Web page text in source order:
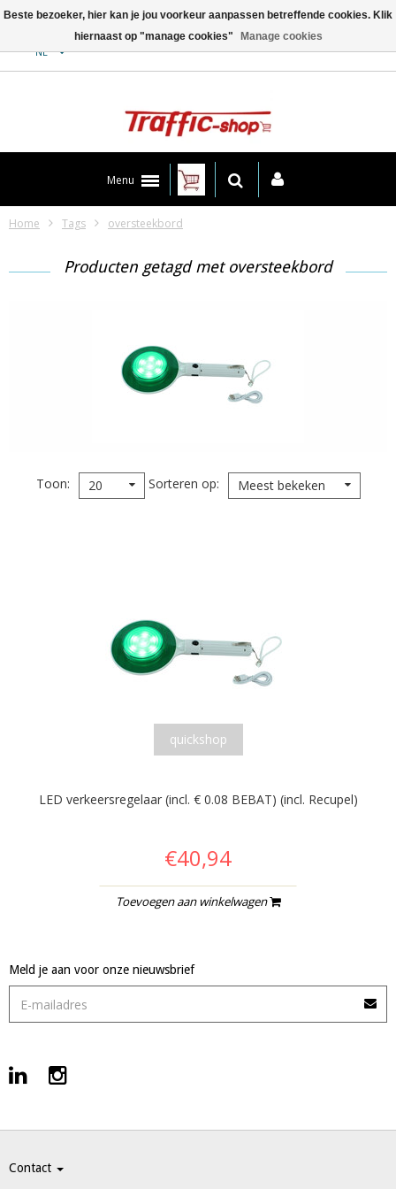
NL
Menu
Home Tags oversteekbord
Producten getagd met oversteekbord
Toon 20 Sorteren op Meest bekeken
quickshop
LED verkeersregelaar (incl. € 0.08 BEBAT) (incl. Recupel)
€40,94
Toevoegen aan winkelwagen
Meld je aan voor onze nieuwsbrief
Contact
Beste bezoeker, hier kan je jou voorkeur aanpassen betreffende cookies. Klik
hiernaast op "manage cookies"
Manage cookies